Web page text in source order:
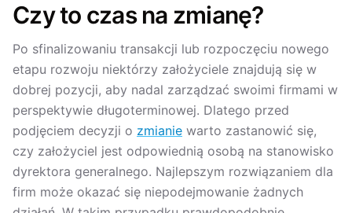
Czy to czas na zmianę?
Po sfinalizowaniu transakcji lub rozpoczęciu nowego
etapu rozwoju niektórzy założyciele znajdują się w
dobrej pozycji, aby nadal zarządzać swoimi firmami w
perspektywie długoterminowej. Dlatego przed
podjęciem decyzji o zmianie warto zastanowić się,
czy założyciel jest odpowiednią osobą na stanowisko
dyrektora generalnego. Najlepszym rozwiązaniem dla
firm może okazać się niepodejmowanie żadnych